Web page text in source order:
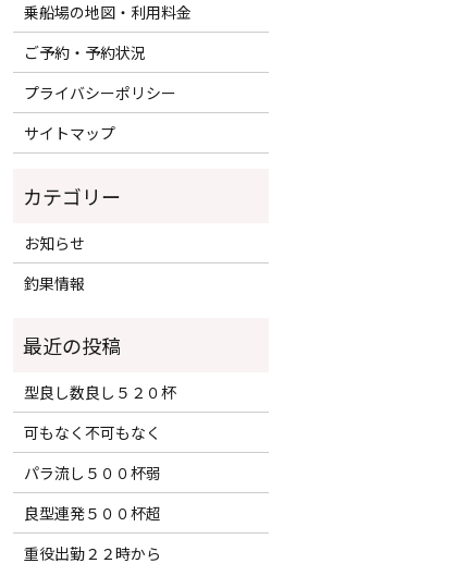
乗船場の地図・利用料金
ご予約・予約状況
プライバシーポリシー
サイトマップ
カテゴリー
お知らせ
釣果情報
型良し数良し５２０杯
可もなく不可もなく
パラ流し５００杯弱
良型連発５００杯超
重役出勤２２時から